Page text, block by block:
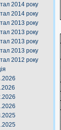
2014 року
2014 року
2013 року
2013 року
2013 року
2013 року
2012 року